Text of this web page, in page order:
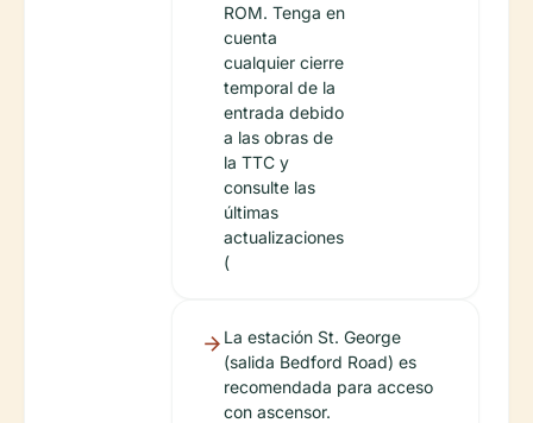
ROM. Tenga en
cuenta
cualquier cierre
temporal de la
entrada debido
a las obras de
la TTC y
consulte las
últimas
actualizaciones
(
La estación St. George
(salida Bedford Road) es
recomendada para acceso
con ascensor.